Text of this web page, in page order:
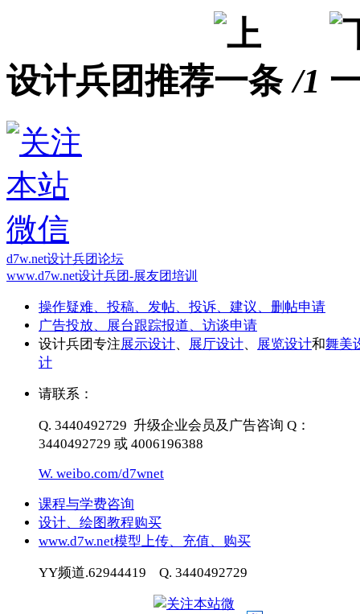
设计兵团推荐 /1
d7w.net设计兵团论坛
www.d7w.net设计兵团-展友团培训
操作疑难、投稿、发帖、投诉、建议、删帖申请
广告投放、展台跟踪报道、访谈申请
设计兵团专注展示设计、 展厅设计、 展览设计和舞美
计
请联系：
Q. 3440492729 升级企业会员及广告咨询 Q：
3440492729 或 4006196388
W. weibo.com/d7wnet
课程与学费咨询
设计、绘图教程购买
www.d7w.net模型上传、充值、购买
YY频道.62944419 Q. 3440492729